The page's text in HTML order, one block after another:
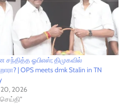
சந்தித்த ஓபிஎஸ்; திமுகவில்
| OPS meets dmk Stalin in TN
20, 2026
செய்தி"